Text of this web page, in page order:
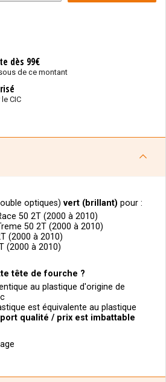
dès 99€
de ce montant
CIC
optiques) vert (brillant) pour :
50 2T (2000 à 2010)
50 2T (2000 à 2010)
(2000 à 2010)
(2000 à 2010)
tête de fourche ?
au plastique d'origine de
est équivalente au plastique
qualité / prix est imbattable